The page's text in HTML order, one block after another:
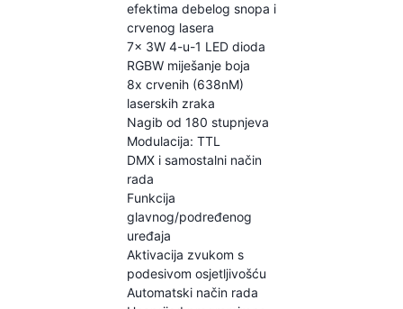
efektima debelog snopa i
crvenog lasera
7x 3W 4-u-1 LED dioda
RGBW miješanje boja
8x crvenih (638nM)
laserskih zraka
Nagib od 180 stupnjeva
Modulacija: TTL
DMX i samostalni način
rada
Funkcija
glavnog/podređenog
uređaja
Aktivacija zvukom s
podesivom osjetljivošću
Automatski način rada